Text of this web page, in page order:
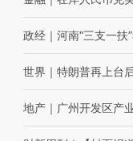
政经 ｜ 河南“三支一扶
世界 ｜ 特朗普再上台
地产 ｜ 广州开发区产